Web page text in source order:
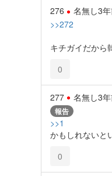
276 名無し3
>>272
キチガイだから
0
277 名無し3
報告
>>1
かもしれないと
0